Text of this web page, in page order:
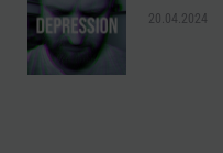
20.04.2024